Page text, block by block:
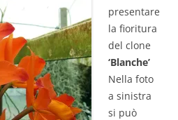
presentare
la fioritura
del clone
‘Blanche’
Nella foto
a sinistra
si può